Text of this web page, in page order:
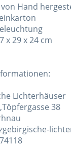
Hand
x 29 x 24 cm
Lichterhäuser
38